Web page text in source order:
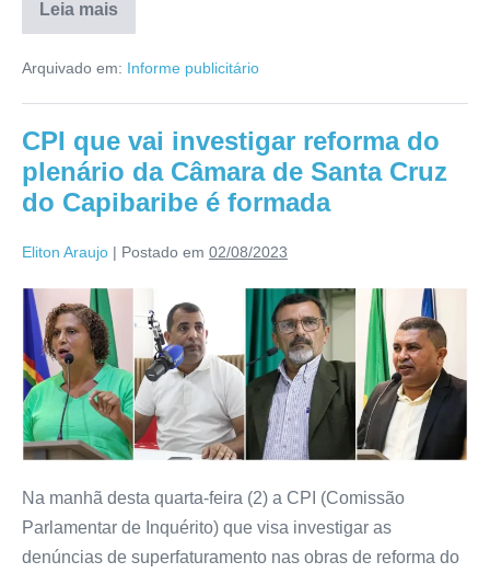
Leia mais
Arquivado em: Informe publicitário
CPI que vai investigar reforma do
plenário da Câmara de Santa Cruz
do Capibaribe é formada
Eliton Araujo | Postado em 02/08/2023
Na manhã desta quarta-feira (2) a CPI (Comissão
Parlamentar de Inquérito) que visa investigar as
denúncias de superfaturamento nas obras de reforma do